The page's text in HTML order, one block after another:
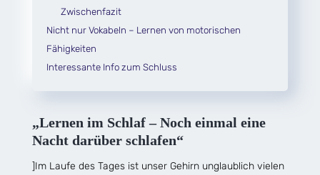
Zwischenfazit
Nicht nur Vokabeln – Lernen von motorischen
Fähigkeiten
Interessante Info zum Schluss
„Lernen im Schlaf – Noch einmal eine
Nacht darüber schlafen“
]Im Laufe des Tages ist unser Gehirn unglaublich vielen